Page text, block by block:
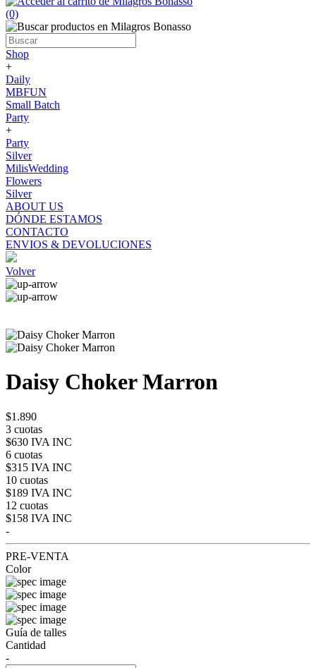
(0)
Shop
+
Daily
MBFUN
Small Batch
Party
+
Party
Silver
MilisWedding
Flowers
Silver
ABOUT US
DÓNDE ESTAMOS
CONTACTO
ENVIOS & DEVOLUCIONES
Volver
Daisy Choker Marron
$1.890
3 cuotas
$630 IVA INC
6 cuotas
$315 IVA INC
10 cuotas
$189 IVA INC
12 cuotas
$158 IVA INC
-
PRE-VENTA
Color
Guía de talles
Cantidad
-